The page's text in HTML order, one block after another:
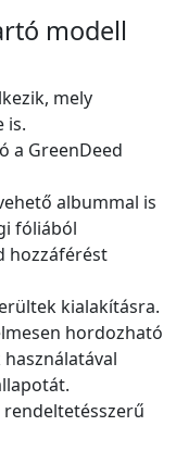
modell
mely
is.
a GreenDeed
albummal is
fóliából
hozzáférést
kialakításra.
hordozható
rendeltetésszerű